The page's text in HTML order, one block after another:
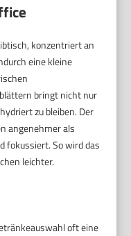
konzentriert an
eine kleine
bringt nicht nur
zu bleiben. Der
angenehmer als
fokussiert. So wird das
leichter.
oft eine